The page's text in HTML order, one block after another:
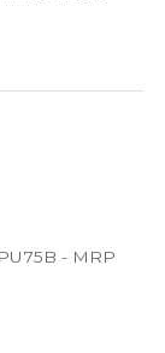
- MRP